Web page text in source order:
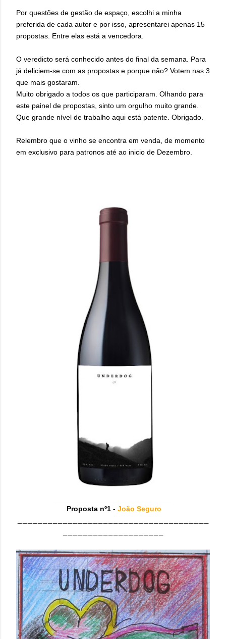
Por questões de gestão de espaço, escolhi a minha
preferida de cada autor e por isso, apresentarei apenas 15
propostas. Entre elas está a vencedora.
O veredicto será conhecido antes do final da semana. Para
já deliciem-se com as propostas e porque não? Votem nas 3
que mais gostaram.
Muito obrigado a todos os que participaram. Olhando para
este painel de propostas, sinto um orgulho muito grande.
Que grande nível de trabalho aqui está patente. Obrigado.
Relembro que o vinho se encontra em venda, de momento
em exclusivo para patronos até ao inicio de Dezembro.
Proposta nº1 - João Seguro